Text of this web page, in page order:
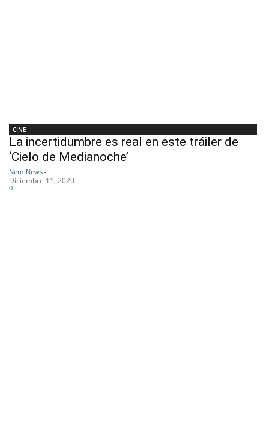
CINE
La incertidumbre es real en este tráiler de
‘Cielo de Medianoche’
Nerd News -
Diciembre 11, 2020
0